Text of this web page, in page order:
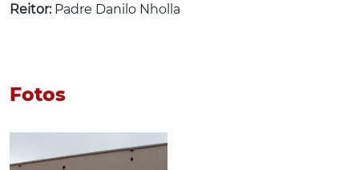
Reitor:Padre Danilo Nholla
Fotos